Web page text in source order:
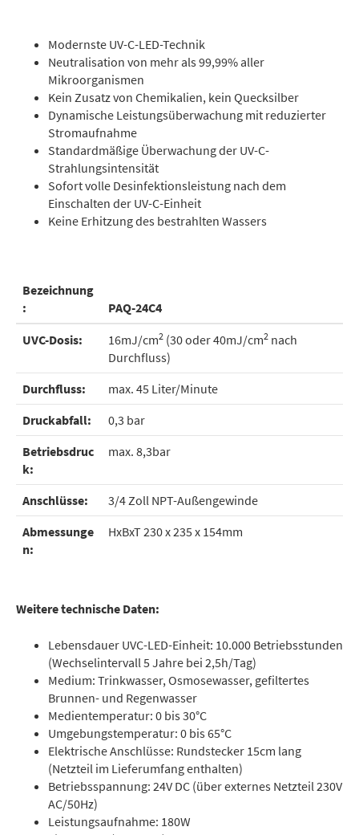
Modernste UV-C-LED-Technik
Neutralisation von mehr als 99,99% aller
Mikroorganismen
Kein Zusatz von Chemikalien, kein Quecksilber
Dynamische Leistungsüberwachung mit reduzierter
Stromaufnahme
Standardmäßige Überwachung der UV-C-
Strahlungsintensität
Sofort volle Desinfektionsleistung nach dem
Einschalten der UV-C-Einheit
Keine Erhitzung des bestrahlten Wassers
Bezeichnung
:
PAQ-24C4
UVC-Dosis:
16mJ/cm2 (30 oder 40mJ/cm2 nach
Durchfluss)
Durchfluss:
max. 45 Liter/Minute
Druckabfall:
0,3 bar
Betriebsdruc
k:
max. 8,3bar
Anschlüsse:
3/4 Zoll NPT-Außengewinde
Abmessunge
n:
HxBxT 230 x 235 x 154mm
Weitere technische Daten:
Lebensdauer UVC-LED-Einheit: 10.000 Betriebsstunden
(Wechselintervall 5 Jahre bei 2,5h/Tag)
Medium: Trinkwasser, Osmosewasser, gefiltertes
Brunnen- und Regenwasser
Medientemperatur: 0 bis 30°C
Umgebungstemperatur: 0 bis 65°C
Elektrische Anschlüsse: Rundstecker 15cm lang
(Netzteil im Lieferumfang enthalten)
Betriebsspannung: 24V DC (über externes Netzteil 230V
AC/50Hz)
Leistungsaufnahme: 180W